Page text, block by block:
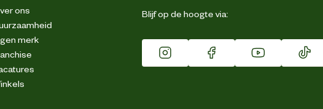
ons
merk
Blijf op de hoogte via: